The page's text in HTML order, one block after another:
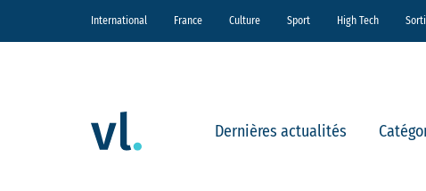
International France Culture Sport High Tech
Dernières actualités